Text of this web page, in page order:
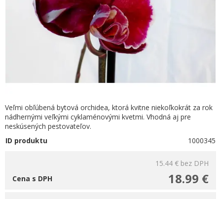
Veľmi obľúbená bytová orchidea, ktorá kvitne niekoľkokrát za rok
nádhernými veľkými cyklaménovými kvetmi. Vhodná aj pre
neskúsených pestovateľov.
ID produktu
1000345
15.44 € bez DPH
18.99 €
Cena s DPH